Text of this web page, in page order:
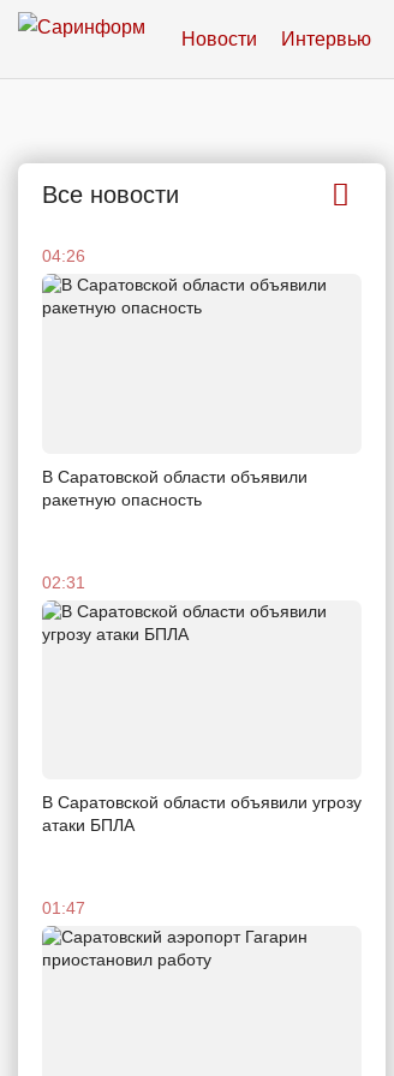
Новости Интервью
Все новости
04:26
В Саратовской области объявили
ракетную опасность
02:31
В Саратовской области объявили угрозу
атаки БПЛА
01:47